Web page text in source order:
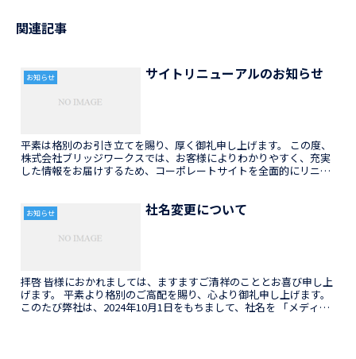
関連記事
お知らせ サイトリニューアルのお知らせ
平素は格別のお引き立てを賜り、厚く御礼申し上げます。 この度、
株式会社ブリッジワークスでは、お客様によりわかりやすく、充実
した情報をお届けするため、コーポレートサイトを全面的にリニュ
お知らせ 社名変更について
拝啓 皆様におかれましては、ますますご清祥のこととお喜び申し上
げます。 平素より格別のご高配を賜り、心より御礼申し上げます。
このたび弊社は、2024年10月1日をもちまして、社名を 「メディカ